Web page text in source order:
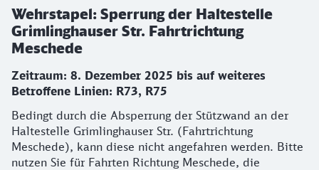
Wehrstapel: Sperrung der Haltestelle
Grimlinghauser Str. Fahrtrichtung
Meschede
Zeitraum: 8. Dezember 2025 bis auf weiteres
Betroffene Linien: R73, R75
Bedingt durch die Absperrung der Stützwand an der
Haltestelle Grimlinghauser Str. (Fahrtrichtung
Meschede), kann diese nicht angefahren werden. Bitte
nutzen Sie für Fahrten Richtung Meschede, die